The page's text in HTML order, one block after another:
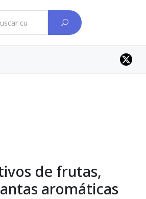
de frutas,
aromáticas